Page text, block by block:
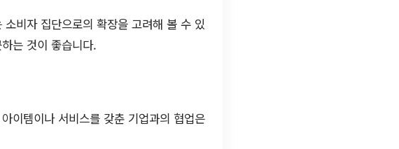
비자 집단으로의 확장을 고려해 볼 수 있
는 것이 좋습니다.
이템이나 서비스를 갖춘 기업과의 협업은